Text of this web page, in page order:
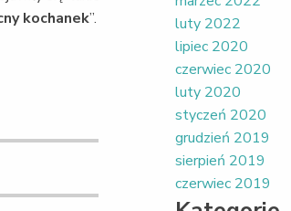
kochanek”.
luty 2022
lipiec 2020
czerwiec 2020
luty 2020
styczeń 2020
grudzień 2019
sierpień 2019
czerwiec 2019